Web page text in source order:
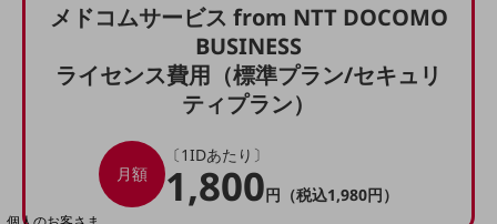
Web明細(ビリングステーション)
料金分析(ご利用料金管理サービス)
Web明細(My docomo)
メドコムサービス from NTT DOCOMO
BUSINESS
ライセンス費用（標準プラン/セキュリ
ティプラン）
月額
〔1IDあたり〕
1,800円（税込1,980円）